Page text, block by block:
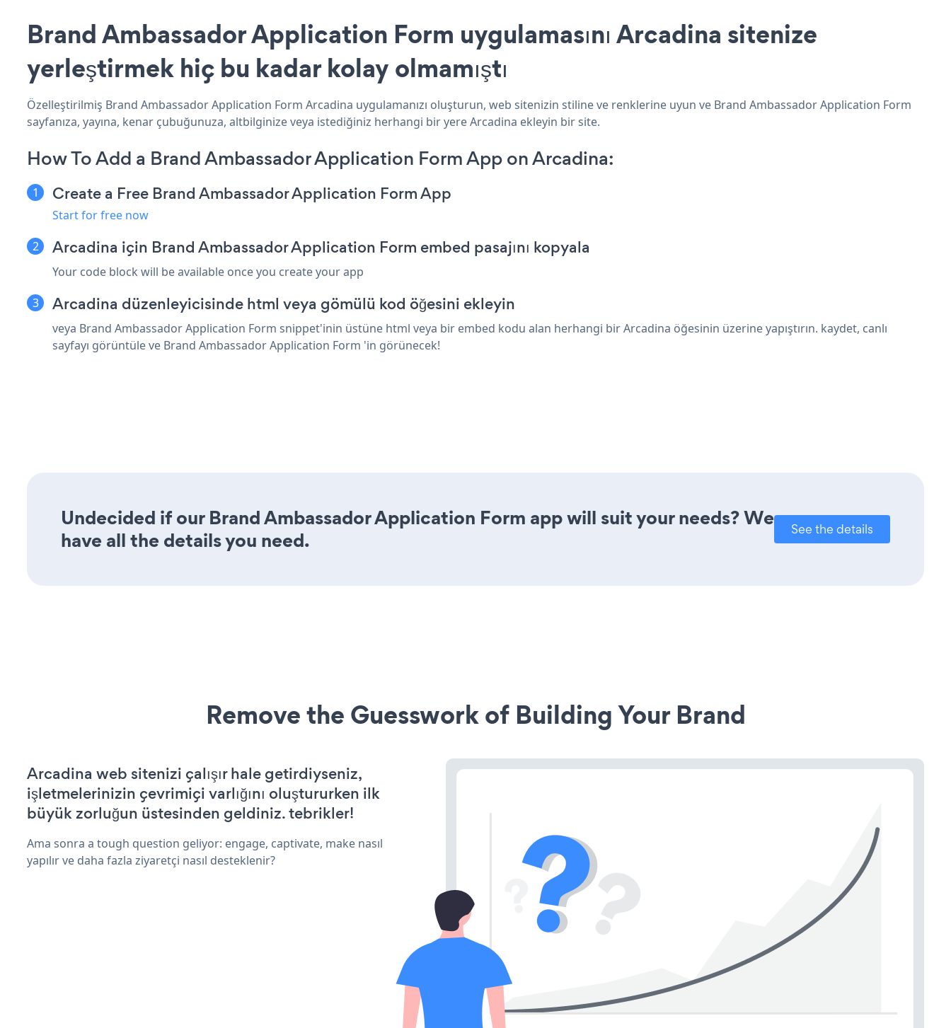
Brand Ambassador Application Form uygulamasını Arcadina sitenize
yerleştirmek hiç bu kadar kolay olmamıştı
Özelleştirilmiş Brand Ambassador Application Form Arcadina uygulamanızı oluşturun, web sitenizin stiline ve renklerine uyun ve Brand Ambassador Application Form
sayfanıza, yayına, kenar çubuğunuza, altbilginize veya istediğiniz herhangi bir yere Arcadina ekleyin bir site.
How To Add a Brand Ambassador Application Form App on Arcadina:
Create a Free Brand Ambassador Application Form App
Start for free now
Arcadina için Brand Ambassador Application Form embed pasajını kopyala
Your code block will be available once you create your app
Arcadina düzenleyicisinde html veya gömülü kod öğesini ekleyin
veya Brand Ambassador Application Form snippet'inin üstüne html veya bir embed kodu alan herhangi bir Arcadina öğesinin üzerine yapıştırın. kaydet, canlı
sayfayı görüntüle ve Brand Ambassador Application Form 'in görünecek!
Undecided if our Brand Ambassador Application Form app will suit your needs? We
have all the details you need.
See the details
Remove the Guesswork of Building Your Brand
Arcadina web sitenizi çalışır hale getirdiyseniz,
işletmelerinizin çevrimiçi varlığını oluştururken ilk
büyük zorluğun üstesinden geldiniz. tebrikler!
Ama sonra a tough question geliyor: engage, captivate, make nasıl
yapılır ve daha fazla ziyaretçi nasıl desteklenir?